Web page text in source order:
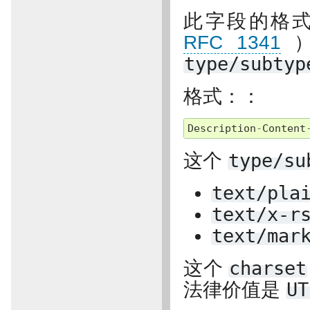
此字段的格
RFC 1341
type/
格式：：
Description-Content
这个 type/
text/
text/x-
text/
这个 charset
法律价值是